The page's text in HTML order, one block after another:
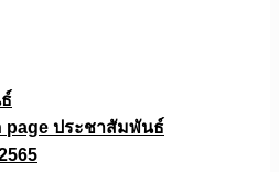
page ประชาสัมพันธ์